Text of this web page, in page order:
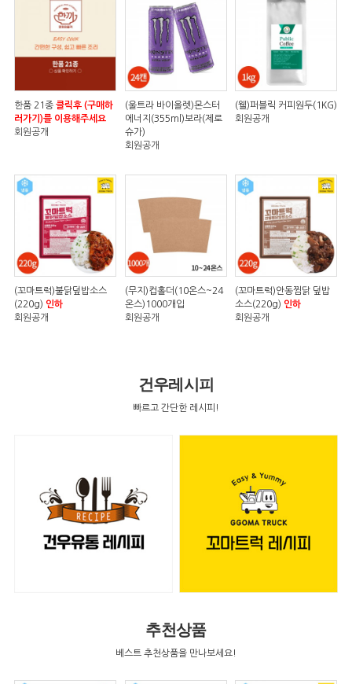
한품 21종 클릭후 (구매하
러가기)를 이용해주세요
회원공개
(울트라 바이올렛)몬스터
에너지(355ml)보라(제로
슈가)
회원공개
(웰)퍼블릭 커피원두(1KG)
회원공개
(꼬마트럭)불닭덮밥소스
(220g) 인하
회원공개
(무지)컵홀더(10온스~24
온스)1000개입
회원공개
(꼬마트럭)안동찜닭 덮밥
소스(220g) 인하
회원공개
건우레시피
빠르고 간단한 레시피!
추천상품
베스트 추천상품을 만나보세요!